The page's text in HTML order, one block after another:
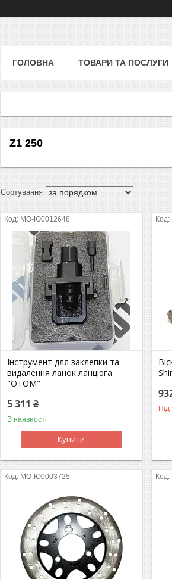
ГОЛОВНА ТОВАРИ ТА ПОСЛУГИ
Z1 250
MO-Ю0012648
Інструмент для заклепки та
видалення ланок ланцюга
"OTOM"
5 311 ₴
В наявності
Купити
MO-Ю0003725